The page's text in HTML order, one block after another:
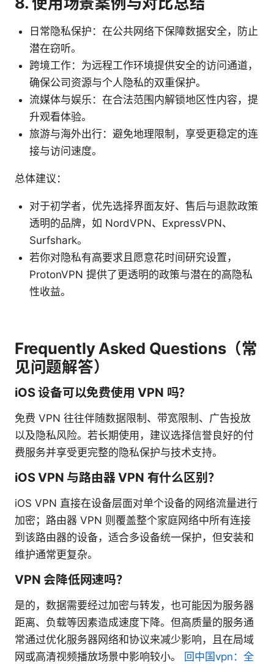
日常隐私保护：在公共网络下保障数据安全，防止
潜在窃听。
跨境工作：为远程工作环境提供安全的访问通道，
确保公司资源与个人隐私的双重保护。
流媒体与娱乐：在合法范围内解锁地区性内容，提
升观看体验。
旅游与海外出行：避免地理限制，享受更稳定的连
接与访问速度。
总体建议：
对于初学者，优先选择界面友好、售后与退款政策
透明的品牌，如 NordVPN、ExpressVPN、
Surfshark。
若你对隐私有高要求且愿意花时间研究设置，
ProtonVPN 提供了更透明的政策与潜在的高隐私
性收益。
Frequently Asked Questions（常
见问题解答）
iOS 设备可以免费使用 VPN 吗？
免费 VPN 往往伴随数据限制、带宽限制、广告投放
以及隐私风险。若长期使用，建议选择信誉良好的付
费服务并享受更完整的隐私保护与技术支持。
iOS VPN 与路由器 VPN 有什么区别？
iOS VPN 直接在设备层面对单个设备的网络流量进行
加密；路由器 VPN 则覆盖整个家庭网络中所有连接
到该路由器的设备，适合多设备统一保护，但安装和
维护通常更复杂。
VPN 会降低网速吗？
是的，数据需要经过加密与转发，也可能因为服务器
距离、负载等因素造成速度下降。但高质量的服务通
常通过优化服务器网络和协议来减少影响，且在局域
网或高清视频播放场景中影响较小。
回中国vpn：全